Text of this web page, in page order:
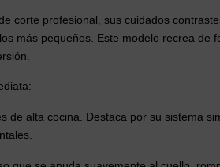
corte profesional, sus cuidados
más pequeños. Este modelo recrea de
de alta cocina. Destaca por su sistema